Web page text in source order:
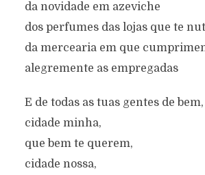
da novidade em azeviche
dos perfumes das lojas que te
da mercearia em que
alegremente as empregadas
E de todas as tuas gentes de bem,
cidade minha,
que bem te querem,
cidade nossa,